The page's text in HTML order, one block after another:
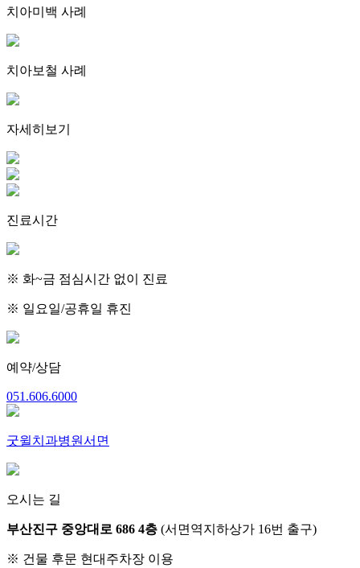
치아미백 사례
치아보철 사례
자세히보기
진료시간
※ 화~금 점심시간 없이 진료
※ 일요일/공휴일 휴진
예약/상담
051.606.6000
굿윌치과병원서면
오시는 길
부산진구 중앙대로 686 4층 (서면역지하상가 16번 출구)
※ 건물 후문 현대주차장 이용